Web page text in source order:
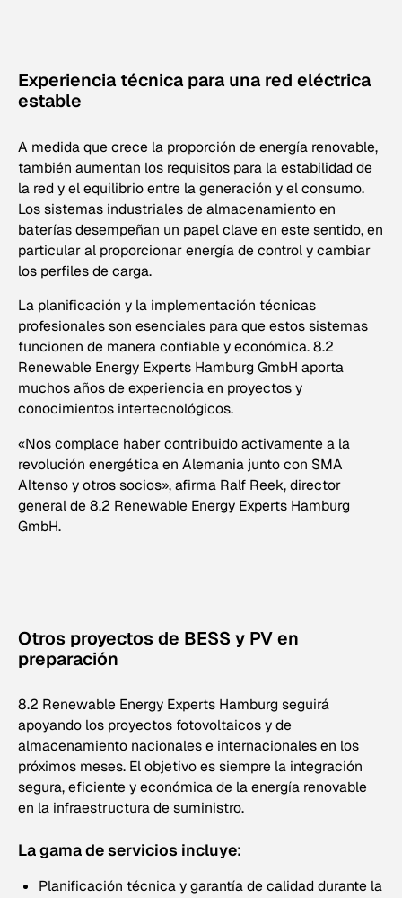
Experiencia técnica para una red eléctrica
estable
A medida que crece la proporción de energía renovable,
también aumentan los requisitos para la estabilidad de
la red y el equilibrio entre la generación y el consumo.
Los sistemas industriales de almacenamiento en
baterías desempeñan un papel clave en este sentido, en
particular al proporcionar energía de control y cambiar
los perfiles de carga.
La planificación y la implementación técnicas
profesionales son esenciales para que estos sistemas
funcionen de manera confiable y económica. 8.2
Renewable Energy Experts Hamburg GmbH aporta
muchos años de experiencia en proyectos y
conocimientos intertecnológicos.
«Nos complace haber contribuido activamente a la
revolución energética en Alemania junto con SMA
Altenso y otros socios», afirma Ralf Reek, director
general de 8.2 Renewable Energy Experts Hamburg
GmbH.
Otros proyectos de BESS y PV en
preparación
8.2 Renewable Energy Experts Hamburg seguirá
apoyando los proyectos fotovoltaicos y de
almacenamiento nacionales e internacionales en los
próximos meses. El objetivo es siempre la integración
segura, eficiente y económica de la energía renovable
en la infraestructura de suministro.
La gama de servicios incluye:
Planificación técnica y garantía de calidad durante la